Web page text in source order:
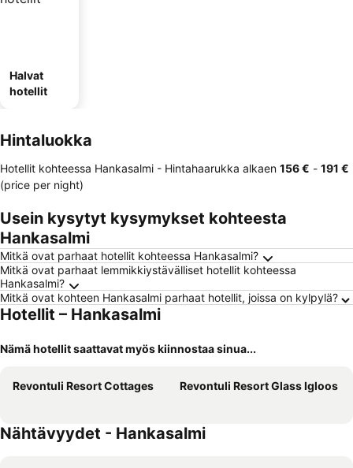
Halvat
hotellit
Hintaluokka
Hotellit kohteessa Hankasalmi - Hintahaarukka alkaen ‎156 € - ‎191 €
(price per night)
Usein kysytyt kysymykset kohteesta
Hankasalmi
Mitkä ovat parhaat hotellit kohteessa Hankasalmi?
Mitkä ovat parhaat lemmikkiystävälliset hotellit kohteessa
Hankasalmi?
Mitkä ovat kohteen Hankasalmi parhaat hotellit, joissa on kylpylä?
Hotellit – Hankasalmi
Nämä hotellit saattavat myös kiinnostaa sinua...
Revontuli Resort Cottages Revontuli Resort Glass Igloos
Nähtävyydet - Hankasalmi